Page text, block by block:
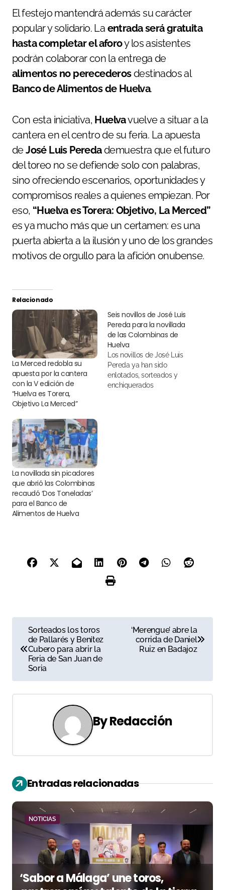
El festejo mantendrá además su carácter
popular y solidario. La entrada será gratuita
hasta completar el aforoy los asistentes
podrán colaborar con la entrega de
alimentos no perecederosdestinados al
Banco de Alimentos de Huelva.
Con esta iniciativa, Huelvavuelve a situar a la
cantera en el centro de su feria. La apuesta
deJosé Luis Peredademuestra que el futuro
del toreo no se defiende solo con palabras,
sino ofreciendo escenarios, oportunidades y
compromisos reales a quienes empiezan. Por
eso, “Huelva es Torera: Objetivo, La Merced”
es ya mucho más que un certamen: es una
puerta abierta a la ilusión y uno de los grandes
motivos de orgullo para la afición onubense.
Relacionado
La Merced redobla su
apuesta por la cantera
con la V edición de
“Huelva es Torera,
Objetivo La Merced”
Seis novillos de José Luis
Pereda para la novillada
de las Colombinas de
Huelva
Los novillos de José Luis
Pereda ya han sido
enlotados, sorteados y
enchiquerados
La novillada sin picadores
que abrió las Colombinas
recaudó ‘Dos Toneladas’
para el Banco de
Alimentos de Huelva
a
e
c
i
ó
n
e
e
Sorteados los toros
de Pallarés y Benítez
Cubero para abrir la
Feria de San Juan de
Soria
‘Merengue’ abre la
corrida de Daniel
Ruiz en Badajoz
ByRedacción
Entradas relacionadas
NOTICIAS
‘Sabor a Málaga’ une toros,